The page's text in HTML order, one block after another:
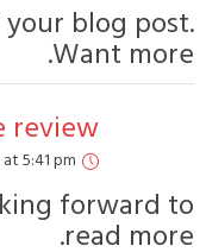
Enjoyed
says:
Great